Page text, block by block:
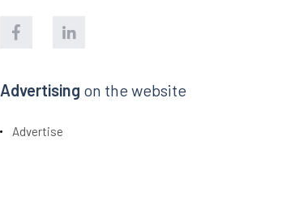
Advertising on the website
Advertise